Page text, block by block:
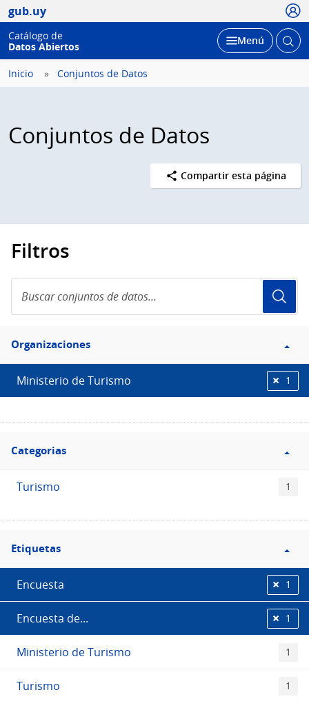
gub.uy
Catálogo de
Datos Abiertos
Desplegar
Menú Abrir
Inicio Conjuntos de Datos
Conjuntos de Datos
Compartir esta página
Filtros
conjuntos
de
Filtro
Organizaciones
Organizaciones
Ministerio de Turismo 1
Filtro
Categorias
Categorias
Turismo 1
Filtro
Etiquetas
Etiquetas
Encuesta 1
Encuesta de... 1
Ministerio de Turismo 1
Turismo 1